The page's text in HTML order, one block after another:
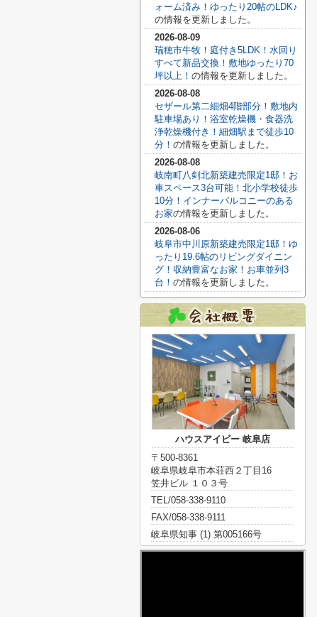
ォーム済み！ゆったり20帖のLDK♪
の情報を更新しました。
2026-08-09
瑞穂市牛牧！庭付き5LDK！水回り
すべて新品交換！敷地ゆったり70
坪以上！ の情報を更新しました。
2026-08-08
セザール第二細畑4階部分！敷地内
駐車場あり！浴室乾燥機・食器洗
浄乾燥機付き！細畑駅まで徒歩10
分！ の情報を更新しました。
2026-08-08
岐南町八剣北新築建売限定1邸！お
車スペース3台可能！北小学校徒歩
10分！インナーバルコニーのある
お家の情報を更新しました。
2026-08-06
岐阜市中川原新築建売限定1邸！ゆ
ったり19.6帖のリビングダイニン
グ！収納豊富なお家！お車並列3
台！ の情報を更新しました。
ハウスアイビー 岐阜店
〒500-8361
岐阜県岐阜市本荘西２丁目16
笠井ビル １０３号
TEL/058-338-9110
FAX/058-338-9111
岐阜県知事 (1) 第005166号